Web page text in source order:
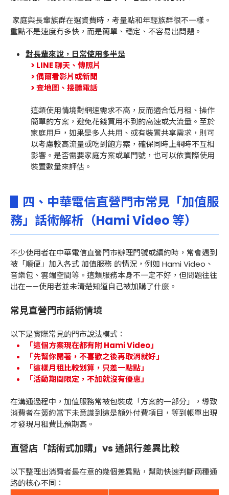
家庭與長輩族群在選資費時，考量點和年輕族群很不一樣。
重點不是速度有多快，而是簡單、穩定、不容易出問題。
對長輩來說，日常使用多半是
> LINE 聊天、傳照片
> 偶爾看影片或新聞
> 查地圖、接聽電話
這類使用情境對網速需求不高，反而適合低月租、操作
簡單的方案，避免花錢買用不到的高速或大流量。至於
家庭用戶，如果是多人共用、或有裝置共享需求，則可
以考慮較高流量或吃到飽方案，確保同時上網時不互相
影響。是否需要家庭方案或單門號，也可以依實際使用
裝置數量來評估。
▋四、 中華電信直營門市常見「加值服
務」話術解析（Hami Video 等）
不少使用者在中華電信直營門市辦理門號或續約時，常會遇到
被「順便」加入各式 加值服務 的情況，例如 Hami Video、
音樂包、雲端空間等。這類服務本身不一定不好，但問題往往
出在——使用者並未清楚知道自己被加購了什麼。
常見直營門市話術情境
以下是實際常見的門市說法模式：
「這個方案現在都有附 Hami Video」
「先幫你開著，不喜歡之後再取消就好」
「這樣月租比較划算，只差一點點」
「活動期間限定，不加就沒有優惠」
在溝通過程中，加值服務常被包裝成「方案的一部分」，導致
消費者在簽約當下未意識到這是額外付費項目，等到帳單出現
才發現月租費比預期高。
直營店「話術式加購」vs 通訊行差異比較
以下整理出消費者最在意的幾個差異點，幫助快速判斷兩種通
路的核心不同：